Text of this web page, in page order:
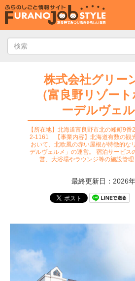
株式会社グリー
（富良野リゾー
ーデルヴェル
【所在地】北海道富良野市北の峰町9
2-1161 【事業内容】北海道有数の観
おいて、北欧風の赤い屋根が特徴的な
デルヴェルメ」の運営。 宿泊サービス
営、大浴場やラウンジ等の施設管理
最終更新日：2026